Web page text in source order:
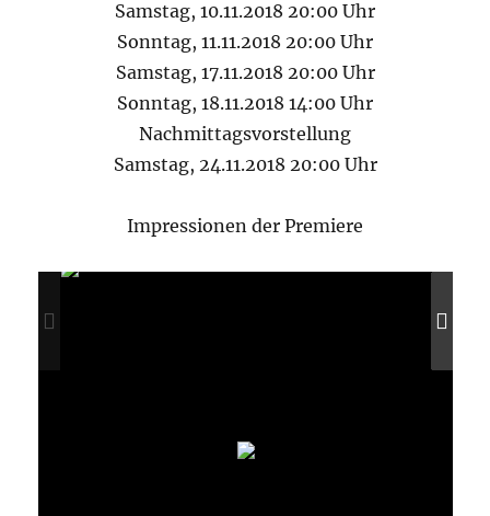
Samstag, 10.11.2018 20:00 Uhr
Sonntag, 11.11.2018 20:00 Uhr
Samstag, 17.11.2018 20:00 Uhr
Sonntag, 18.11.2018 14:00 Uhr
Nachmittagsvorstellung
Samstag, 24.11.2018 20:00 Uhr
Impressionen der Premiere